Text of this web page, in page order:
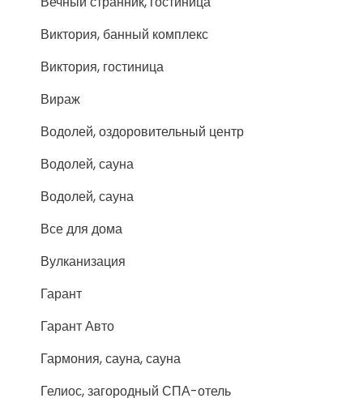
Виктория, банный комплекс
Виктория, гостиница
Вираж
Водолей, оздоровительный центр
Водолей, сауна
Водолей, сауна
Все для дома
Вулканизация
Гарант
Гарант Авто
Гармония, сауна, сауна
Гелиос, загородный СПА-отель